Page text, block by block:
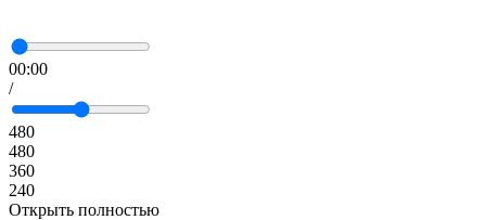
00:00
/
480
480
360
240
Открыть полностью